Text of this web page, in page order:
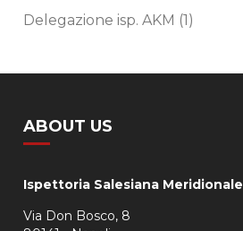
Delegazione isp. AKM (1)
ABOUT US
Ispettoria Salesiana Meridionale
Via Don Bosco, 8